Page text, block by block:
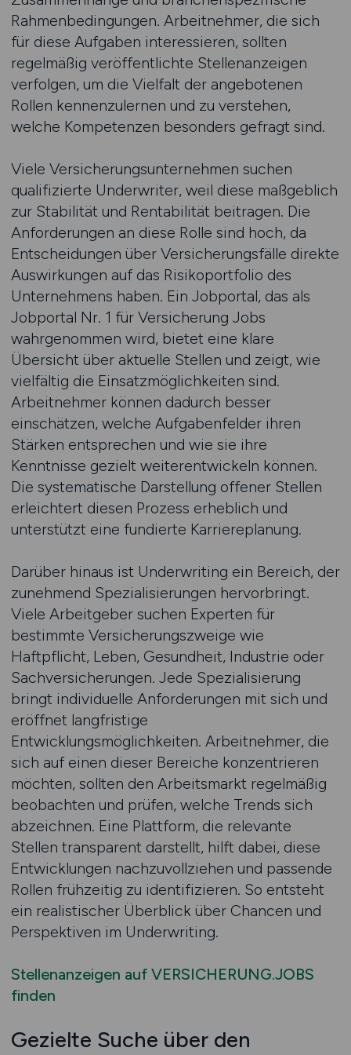
Rahmenbedingungen. Arbeitnehmer, die sich
für diese Aufgaben interessieren, sollten
regelmäßig veröffentlichte Stellenanzeigen
verfolgen, um die Vielfalt der angebotenen
Rollen kennenzulernen und zu verstehen,
welche Kompetenzen besonders gefragt sind.
Viele Versicherungsunternehmen suchen
qualifizierte Underwriter, weil diese maßgeblich
zur Stabilität und Rentabilität beitragen. Die
Anforderungen an diese Rolle sind hoch, da
Entscheidungen über Versicherungsfälle direkte
Auswirkungen auf das Risikoportfolio des
Unternehmens haben. Ein Jobportal, das als
Jobportal Nr. 1 für Versicherung Jobs
wahrgenommen wird, bietet eine klare
Übersicht über aktuelle Stellen und zeigt, wie
vielfältig die Einsatzmöglichkeiten sind.
Arbeitnehmer können dadurch besser
einschätzen, welche Aufgabenfelder ihren
Stärken entsprechen und wie sie ihre
Kenntnisse gezielt weiterentwickeln können.
Die systematische Darstellung offener Stellen
erleichtert diesen Prozess erheblich und
unterstützt eine fundierte Karriereplanung.
Darüber hinaus ist Underwriting ein Bereich, der
zunehmend Spezialisierungen hervorbringt.
Viele Arbeitgeber suchen Experten für
bestimmte Versicherungszweige wie
Haftpflicht, Leben, Gesundheit, Industrie oder
Sachversicherungen. Jede Spezialisierung
bringt individuelle Anforderungen mit sich und
eröffnet langfristige
Entwicklungsmöglichkeiten. Arbeitnehmer, die
sich auf einen dieser Bereiche konzentrieren
möchten, sollten den Arbeitsmarkt regelmäßig
beobachten und prüfen, welche Trends sich
abzeichnen. Eine Plattform, die relevante
Stellen transparent darstellt, hilft dabei, diese
Entwicklungen nachzuvollziehen und passende
Rollen frühzeitig zu identifizieren. So entsteht
ein realistischer Überblick über Chancen und
Perspektiven im Underwriting.
Stellenanzeigen auf VERSICHERUNG.JOBS
finden
Gezielte Suche über den